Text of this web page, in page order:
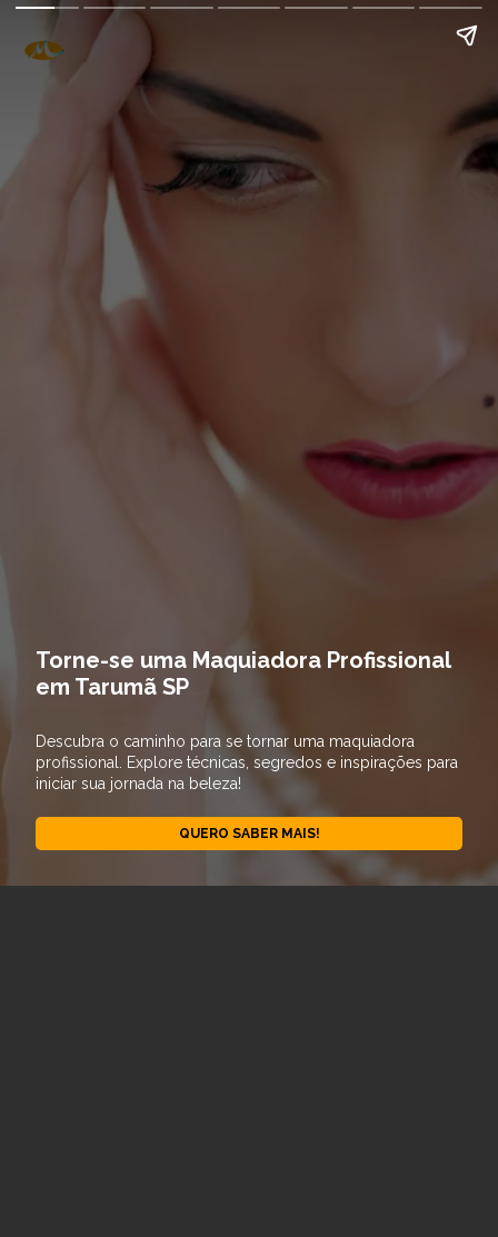
Torne-se uma Maquiadora Profissional
em Tarumã SP
Descubra o caminho para se tornar uma maquiadora
profissional. Explore técnicas, segredos e inspirações para
iniciar sua jornada na beleza!
QUERO SABER MAIS!